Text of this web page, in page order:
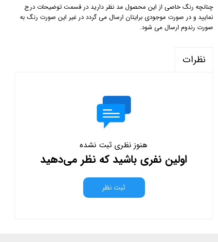
چنانچه رنگ خاصی از این محصول مد نظر دارید در قسمت توضیحات درج
نمایید و در صورت موجودی برایتان ارسال می گردد در غیر این صورت رنگ به
صورت رندوم ارسال می شود.
نظرات
هنوز نظری ثبت نشده
اولین نفری باشید که نظر می‌دهید
ثبت نظر